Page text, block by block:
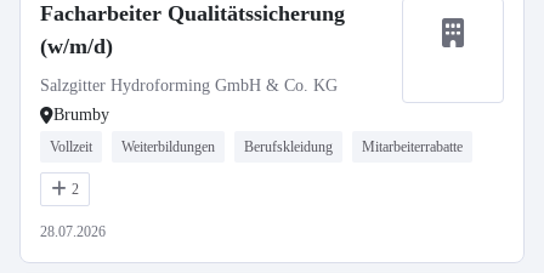
Facharbeiter Qualitätssicherung
(w/m/d)
Salzgitter Hydroforming GmbH & Co. KG
Brumby
Vollzeit Weiterbildungen Berufskleidung Mitarbeiterrabatte
2
28.07.2026